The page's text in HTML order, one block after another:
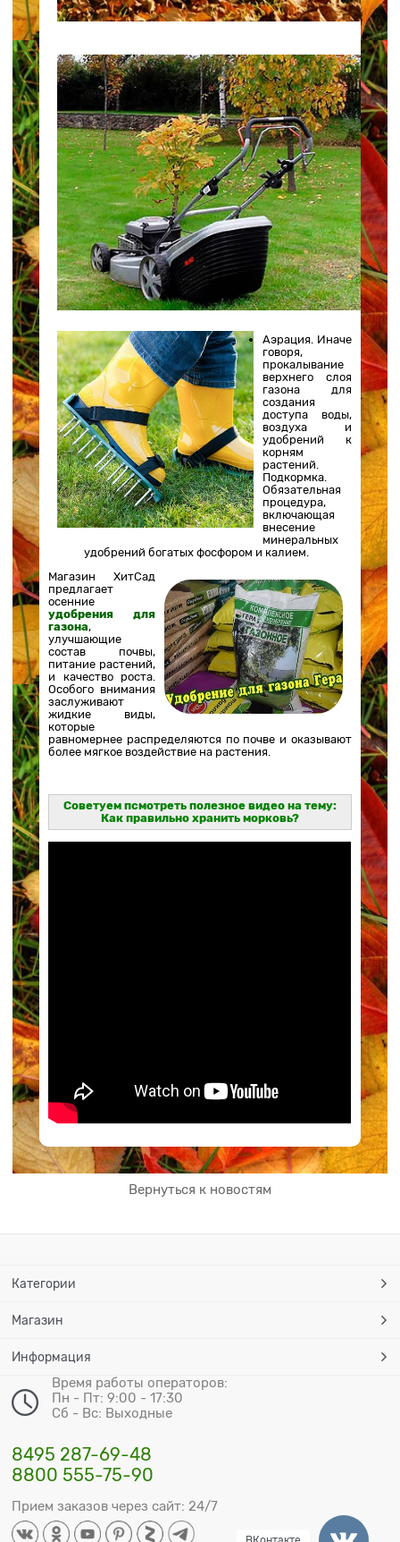
Аэрация. Иначе
говоря,
прокалывание
верхнего слоя
газона для
создания
доступа воды,
воздуха и
удобрений к
корням
растений.
Подкормка.
Обязательная
процедура,
включающая
внесение
минеральных
удобрений богатых фосфором и калием.
Магазин ХитСад
предлагает
осенние
удобрения для
газона,
улучшающие
состав почвы,
питание растений,
и качество роста.
Особого внимания
заслуживают
жидкие виды,
которые
равномернее распределяются по почве и оказывают
более мягкое воздействие на растения.
Советуем псмотреть полезное видео на тему:
Как правильно хранить морковь?
Вернуться к новостям
Категории
Магазин
Информация
Время работы операторов:
Пн - Пт: 9:00 - 17:30
Сб - Вс: Выходные
8495 287-69-48
8800 555-75-90
Прием заказов через сайт: 24/7